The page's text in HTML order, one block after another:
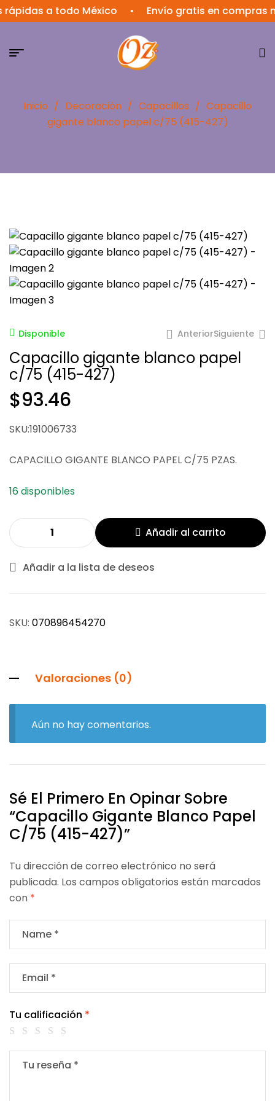
a todo México • Envío gratis en compras
Inicio / Decoración / Capacillos / Capacillo
gigante blanco papel c/75 (415-427)
Disponible AnteriorSiguiente
Capacillo gigante blanco papel
c/75 (415-427)
$93.46
SKU:191006733
CAPACILLO GIGANTE BLANCO PAPEL C/75 PZAS.
16 disponibles
Añadir al carrito
Añadir a la lista de deseos
SKU: 070896454270
Valoraciones (0)
Aún no hay comentarios.
Sé El Primero En Opinar Sobre
“Capacillo Gigante Blanco Papel
C/75 (415-427)”
Tu dirección de correo electrónico no será
publicada. Los campos obligatorios están marcados
con *
Tu calificación *